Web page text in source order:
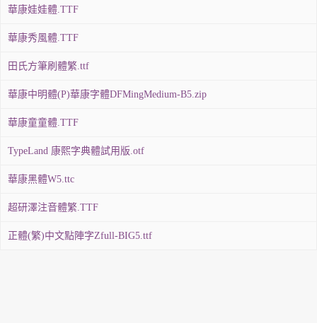
華康娃娃體.TTF
華康秀風體.TTF
田氏方筆刷體繁.ttf
華康中明體(P)華康字體DFMingMedium-B5.zip
華康童童體.TTF
TypeLand 康熙字典體試用版.otf
華康黑體W5.ttc
超研澤注音體繁.TTF
正體(繁)中文點陣字Zfull-BIG5.ttf